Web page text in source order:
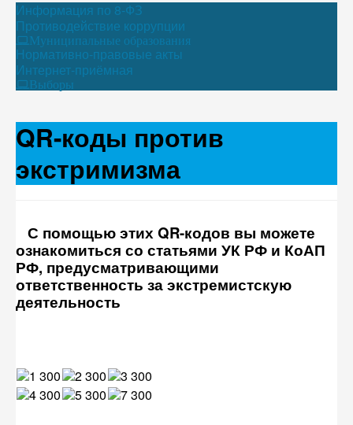
Информация по 8-ФЗ
Противодействие коррупции
Муниципальные образования
Нормативно-правовые акты
Интернет-приёмная
Выборы
QR-коды против
экстримизма
С помощью этих QR-кодов вы можете
ознакомиться со статьями УК РФ и КоАП
РФ, предусматривающими
ответственность за экстремистскую
деятельность